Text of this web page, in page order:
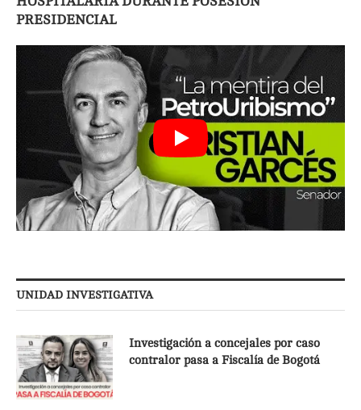
PRESIDENCIAL
UNIDAD INVESTIGATIVA
Investigación a concejales por caso
contralor pasa a Fiscalía de Bogotá